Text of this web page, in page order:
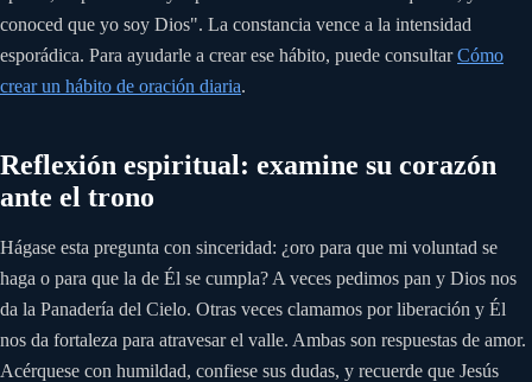
conoced que yo soy Dios". La constancia vence a la intensidad
esporádica. Para ayudarle a crear ese hábito, puede consultarCómo
crear un hábito de oración diaria.
Reflexión espiritual: examine su corazón
ante el trono
Hágase esta pregunta con sinceridad: ¿oro para que mi voluntad se
haga o para que la de Él se cumpla? A veces pedimos pan y Dios nos
da la Panadería del Cielo. Otras veces clamamos por liberación y Él
nos da fortaleza para atravesar el valle. Ambas son respuestas de amor.
Acérquese con humildad, confiese sus dudas, y recuerde que Jesús